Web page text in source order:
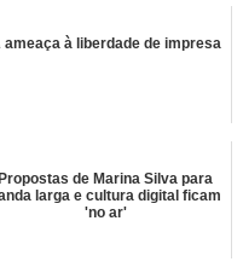
ameaça à liberdade de impresa
de Marina Silva para
larga e cultura digital ficam
'no ar'